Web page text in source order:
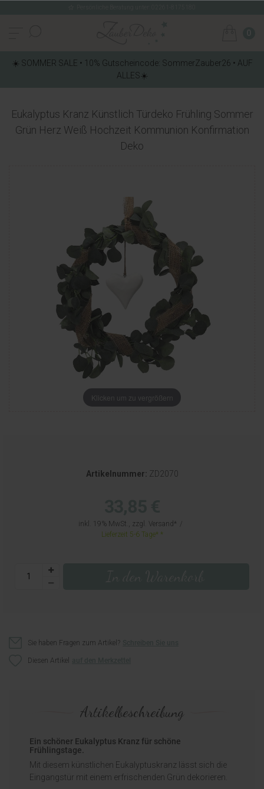
☀️ SOMMER SALE • 10% Gutscheincode: SommerZauber26 • AUF
ALLES☀️
Eukalyptus Kranz Künstlich Türdeko Frühling Sommer
Grün Herz Weiß Hochzeit Kommunion Konfirmation
Deko
Klicken um zu vergrößern
Artikelnummer: ZD2070
inkl. 19% MwSt., zzgl. Versand
Lieferzeit 5-6 Tage*
Sie haben Fragen zum Artikel?
Diesen Artikel
Artikelbeschreibung
Ein schöner Eukalyptus Kranz für schöne
Frühlingstage.
Mit diesem künstlichen Eukalyptuskranz lässt sich die
Eingangstür mit einem erfrischenden Grün dekorieren.